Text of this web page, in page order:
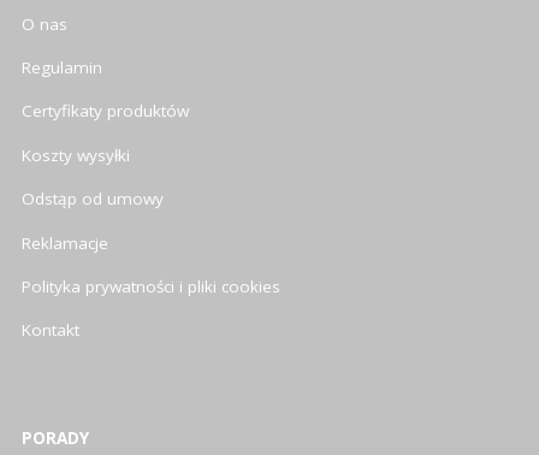
O nas
Regulamin
Certyfikaty produktów
Koszty wysyłki
Odstąp od umowy
Reklamacje
Polityka prywatności i pliki cookies
Kontakt
PORADY